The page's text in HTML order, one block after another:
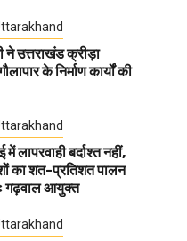
ने उत्तराखंड क्रीड़ा
के निर्माण कार्यों की
लापरवाही बर्दाश्त नहीं,
का शत-प्रतिशत पालन
गढ़वाल आयुक्त